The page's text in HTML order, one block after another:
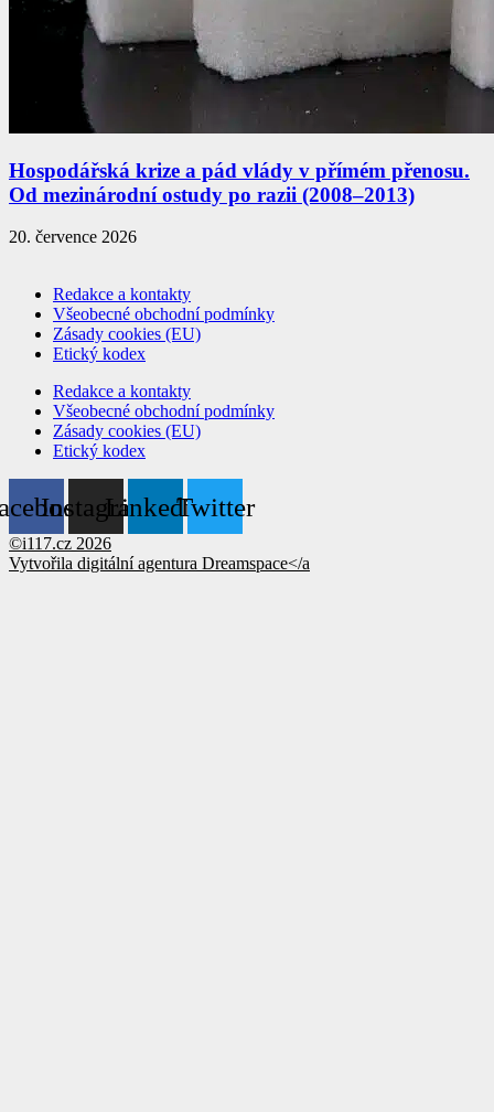
Hospodářská krize a pád vlády v přímém přenosu.
Od mezinárodní ostudy po razii (2008–2013)
20. července 2026
Redakce a kontakty
Všeobecné obchodní podmínky
Zásady cookies (EU)
Etický kodex
Redakce a kontakty
Všeobecné obchodní podmínky
Zásady cookies (EU)
Etický kodex
InstagramLinkedinTwitter
©i117.cz 2026
Vytvořila digitální agentura Dreamspace</a